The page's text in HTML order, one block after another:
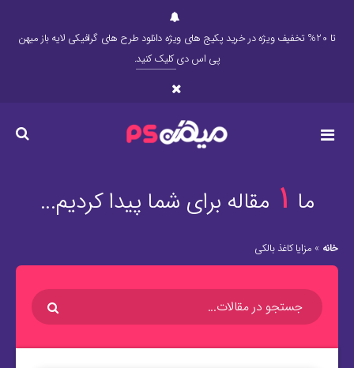
تا 20% تخفیف ویژه در خرید پکیج های ویژه دانلود طرح های گرافیکی لایه باز میهن
پی اس دیکلیک کنید.
ما 1 مقاله برای شما پیدا کردیم...
خانه » مزایا کاغذ بالکی